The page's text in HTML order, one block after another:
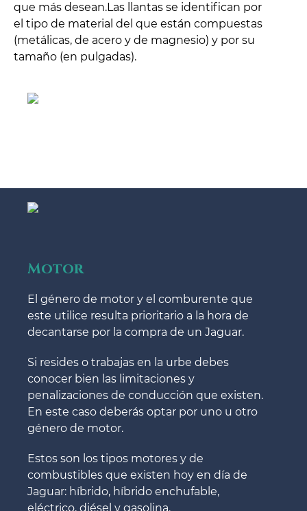
que más desean.Las llantas se identifican por
el tipo de material del que están compuestas
(metálicas, de acero y de magnesio) y por su
tamaño (en pulgadas).
Motor
El género de motor y el comburente que
este utilice resulta prioritario a la hora de
decantarse por la compra de un Jaguar.
Si resides o trabajas en la urbe debes
conocer bien las limitaciones y
penalizaciones de conducción que existen.
En este caso deberás optar por uno u otro
género de motor.
Estos son los tipos motores y de
combustibles que existen hoy en día de
Jaguar: híbrido, híbrido enchufable,
eléctrico, diésel y gasolina.